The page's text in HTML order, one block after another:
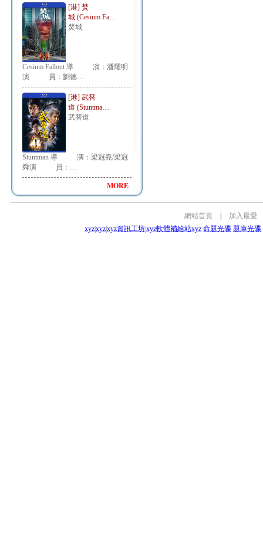
[港] 焚
城 (Cesium Fa…
焚城
Cesium Fallout 導 演：潘耀明
演 員：劉德…
[港] 武替
道 (Stuntma…
武替道
Stuntman 導 演：梁冠堯/梁冠
舜演 員：…
MORE
網站首頁
加入最愛
xyzxyzxyz資訊工坊xyz軟體補給站xyz 命題光碟 題庫光碟